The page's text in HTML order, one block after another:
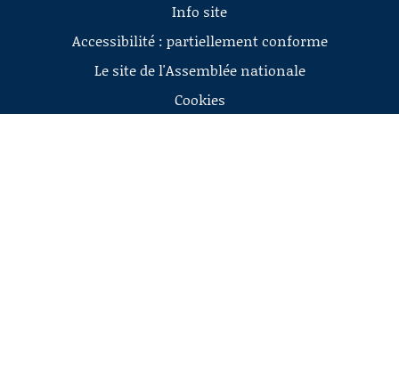
Info site
Accessibilité : partiellement conforme
Le site de l'Assemblée nationale
Cookies